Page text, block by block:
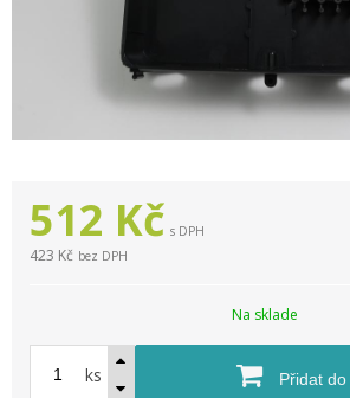
512 Kč s DPH
423 Kč bez DPH
Na sklade
ks Přidat